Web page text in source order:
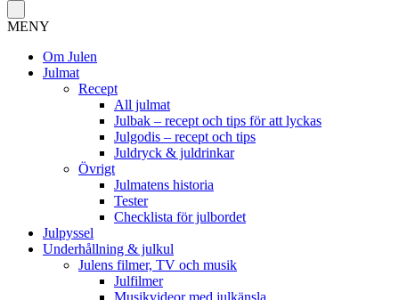
MENY
Om Julen
Julmat
Recept
All julmat
Julbak – recept och tips för att lyckas
Julgodis – recept och tips
Juldryck & juldrinkar
Övrigt
Julmatens historia
Tester
Checklista för julbordet
Julpyssel
Underhållning & julkul
Julens filmer, TV och musik
Julfilmer
Musikvideor med julkänsla